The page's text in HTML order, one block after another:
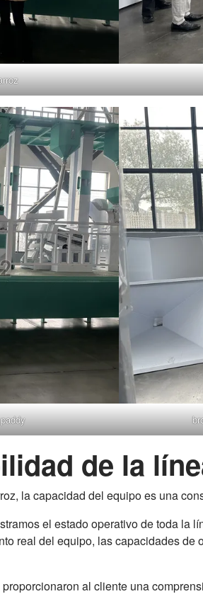
de la
la capacidad del equipo es una
el estado operativo de toda la
real del equipo, las capacidades
al cliente una